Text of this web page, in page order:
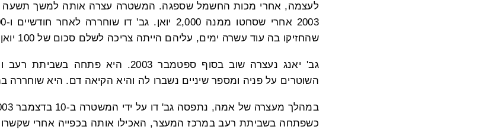
לעצמה, אחרי מכות החשמל שספגה. המשטרה עצרה אותה למשך תשעה
שהחזיקו בה עוד עשרה ימים, עליהם הייתה צריכה לשלם סכום של 100 יואן ליום.
גב' יאנג נעצרה שוב בסוף ספטמבר 2003. היא
השוטרים על פניה ומספר שיניים נשברו לה והיא הקיאה דם. היא שוחררה
כשפתחה בשביתת רעב במרכז המעצר, האכילו אותה בכפייה אחרי שקשרו